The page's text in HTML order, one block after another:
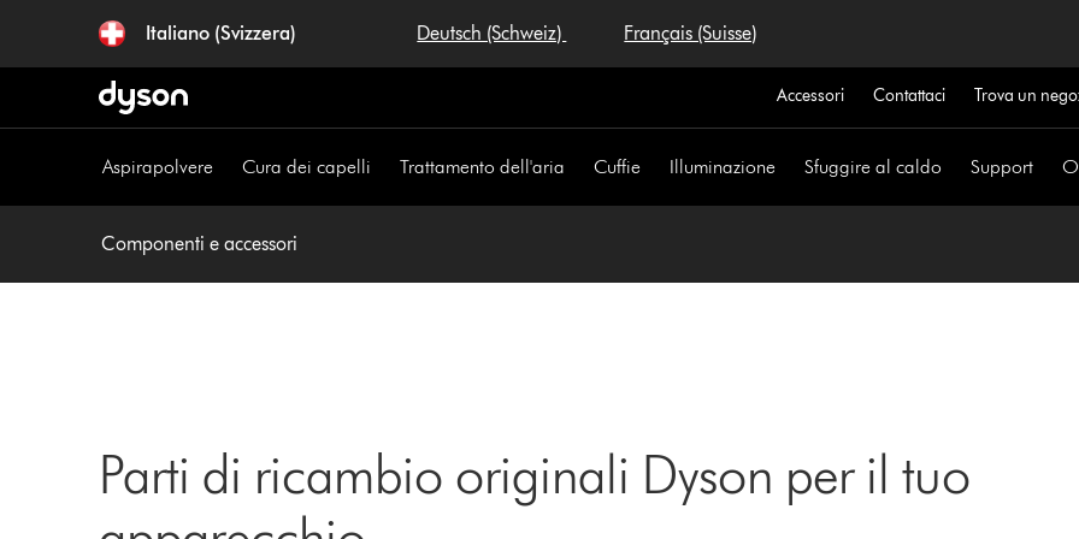
navigazione
Italiano (Svizzera) Deutsch (Schweiz) Français (Suisse)
Accessori Contattaci Trova un
Aspirapolvere Cura dei capelli Trattamento dell'aria Cuffie Illuminazione Sfuggire al caldo Support
Componenti e accessori
Parti di ricambio originali Dyson per il tuo